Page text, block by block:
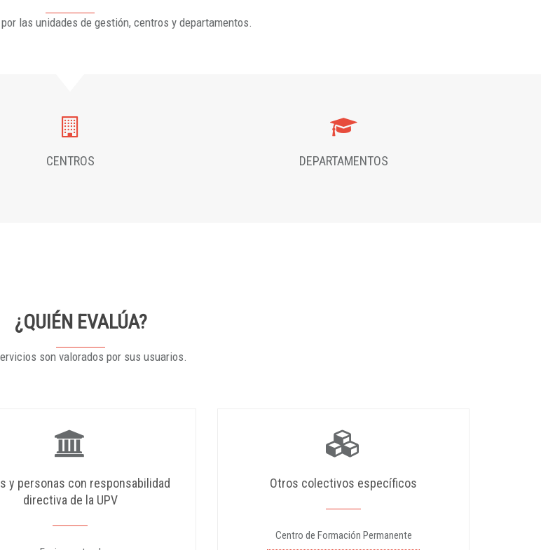
las unidades de gestión, centros y departamentos.
CENTROS DEPARTAMENTOS
¿QUIÉN EVALÚA?
son valorados por sus usuarios.
y personas con responsabilidad
directiva de la UPV
Otros colectivos específicos
Centro de Formación Permanente